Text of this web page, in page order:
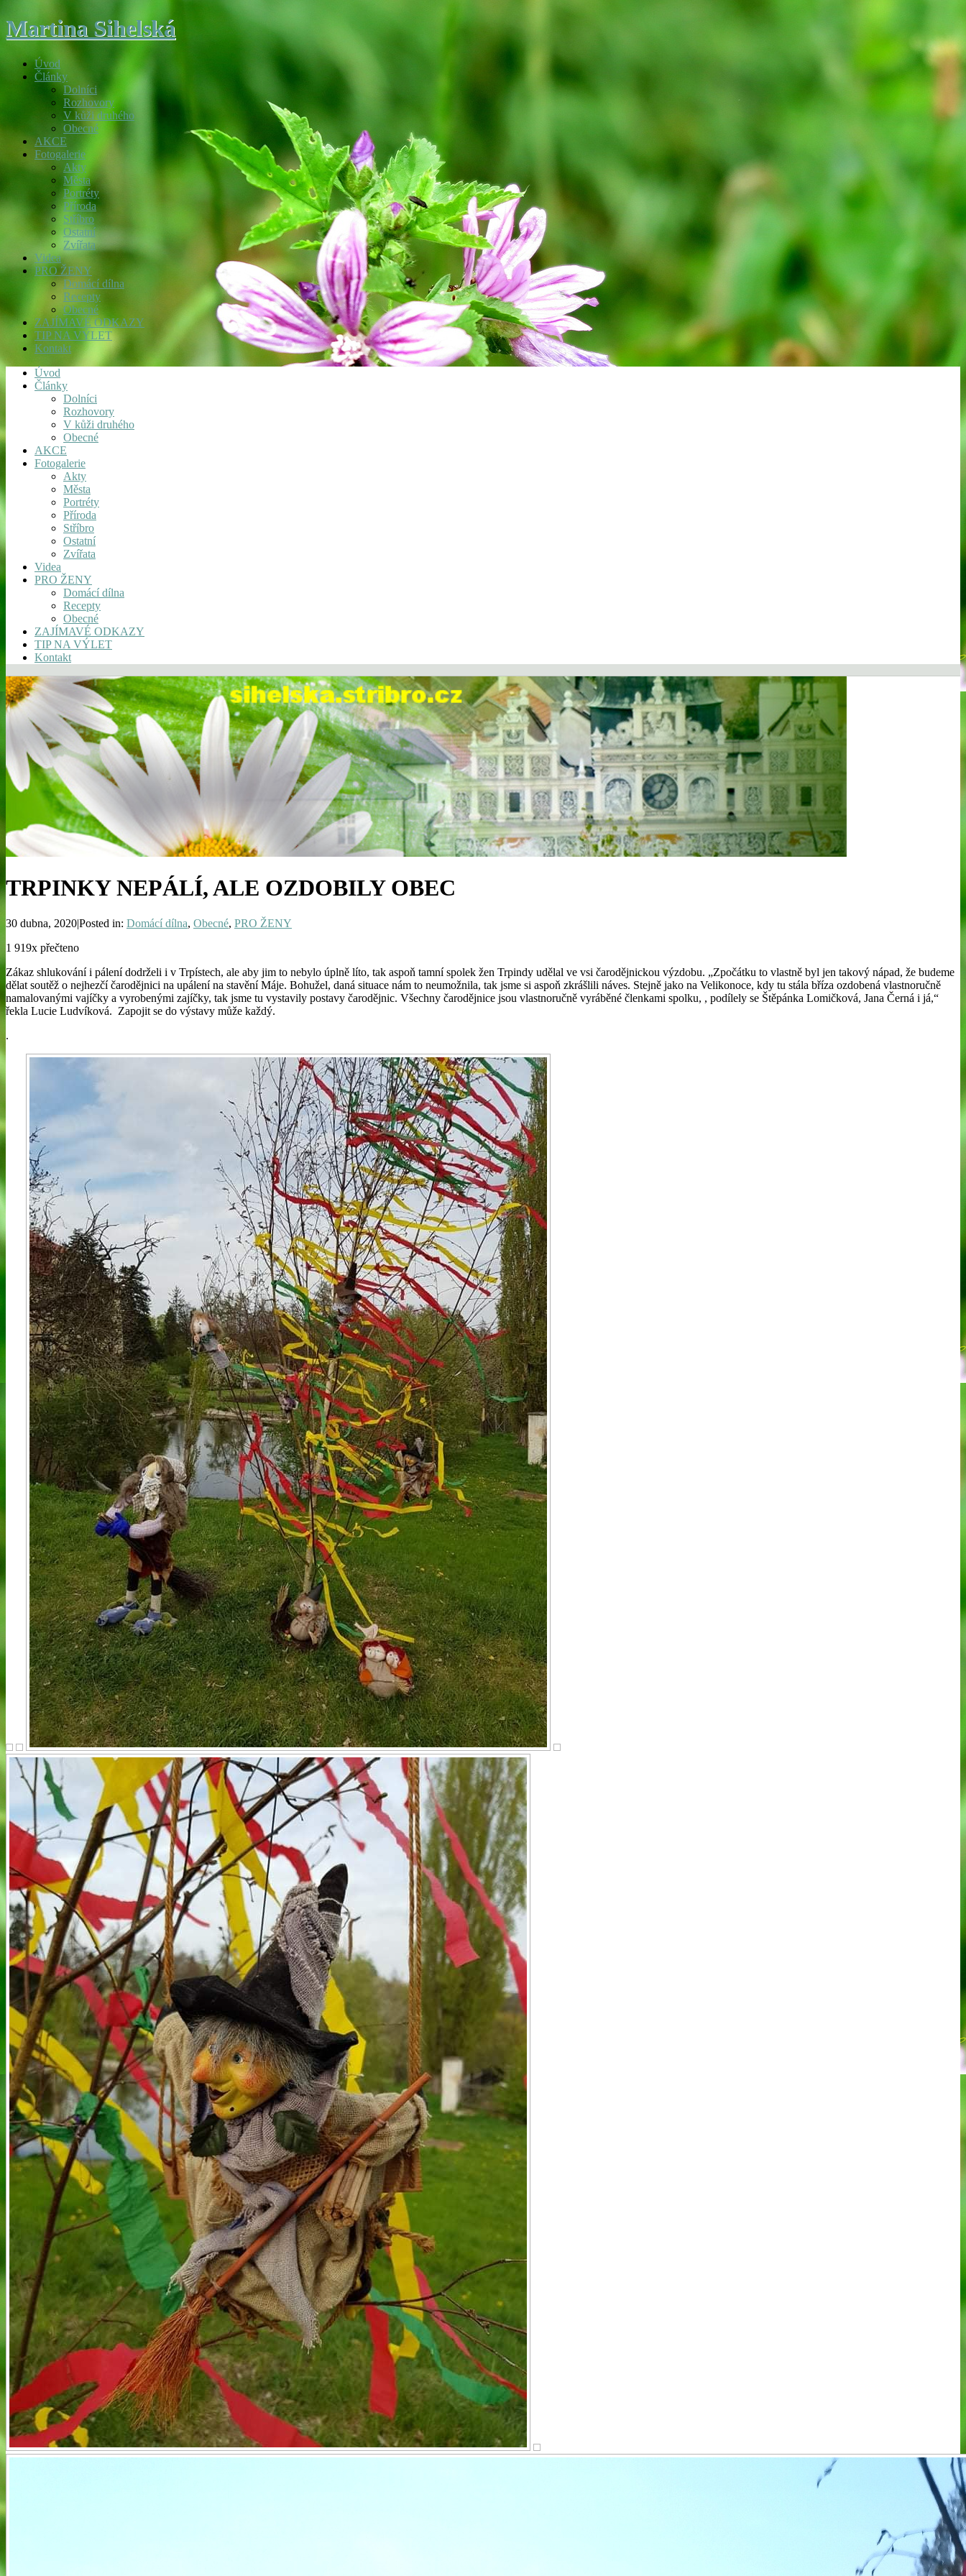
Martina Sihelská
Úvod
Články
Dolníci
Rozhovory
V kůži druhého
Obecné
AKCE
Fotogalerie
Akty
Města
Portréty
Příroda
Stříbro
Ostatní
Zvířata
Videa
PRO ŽENY
Domácí dílna
Recepty
Obecné
ZAJÍMAVÉ ODKAZY
TIP NA VÝLET
Kontakt
Úvod
Články
Dolníci
Rozhovory
V kůži druhého
Obecné
AKCE
Fotogalerie
Akty
Města
Portréty
Příroda
Stříbro
Ostatní
Zvířata
Videa
PRO ŽENY
Domácí dílna
Recepty
Obecné
ZAJÍMAVÉ ODKAZY
TIP NA VÝLET
Kontakt
TRPINKY NEPÁLÍ, ALE OZDOBILY OBEC
30 dubna, 2020|Posted in: Domácí dílna, Obecné, PRO ŽENY
1 919x přečteno
Zákaz shlukování i pálení dodrželi i v Trpístech, ale aby jim to nebylo úplně líto, tak aspoň tamní spolek žen Trpindy udělal ve vsi čarodějnickou výzdobu. „Zpočátku to vlastně byl jen takový nápad, že budeme
dělat soutěž o nejhezčí čarodějnici na upálení na stavění Máje. Bohužel, daná situace nám to neumožnila, tak jsme si aspoň zkrášlili náves. Stejně jako na Velikonoce, kdy tu stála bříza ozdobená vlastnoručně
namalovanými vajíčky a vyrobenými zajíčky, tak jsme tu vystavily postavy čarodějnic. Všechny čarodějnice jsou vlastnoručně vyráběné členkami spolku, , podílely se Štěpánka Lomičková, Jana Černá i já,“
řekla Lucie Ludvíková. Zapojit se do výstavy může každý.
.